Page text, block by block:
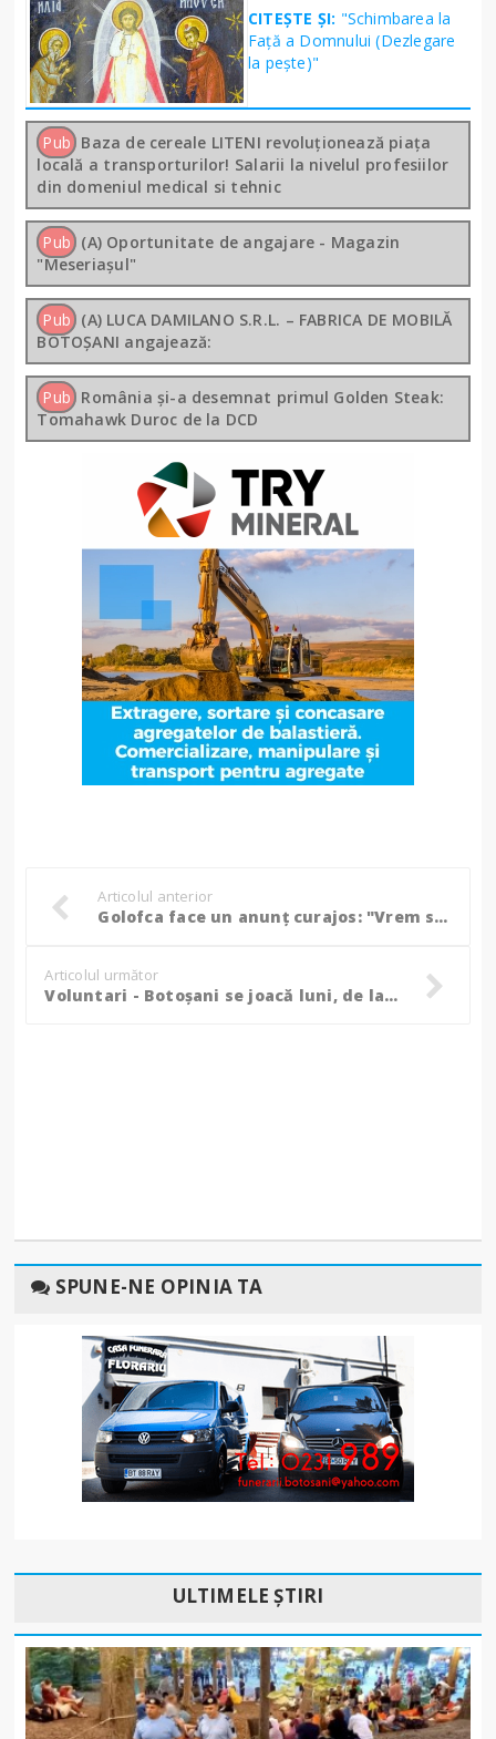
CITEȘTE ȘI: "Schimbarea la
Față a Domnului (Dezlegare
la peşte)"
Pub Baza de cereale LITENI revoluționează piața
locală a transporturilor! Salarii la nivelul profesiilor
din domeniul medical si tehnic
Pub (A) Oportunitate de angajare - Magazin
"Meseriașul"
Pub (A) LUCA DAMILANO S.R.L. – FABRICA DE MOBILĂ
BOTOȘANI angajează:
Pub România și-a desemnat primul Golden Steak:
Tomahawk Duroc de la DCD
Articolul anterior
Golofca face un anunţ curajos: "Vrem să câştigăm playout-ul"
Articolul următor
Voluntari - Botoşani se joacă luni, de la 20:30. Ce au declarat Bergodi şi Ciobotariu înainte de meci
SPUNE-NE OPINIA TA
ULTIMELE ȘTIRI